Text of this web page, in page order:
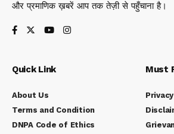
और प्रमाणिक ख़बरें आप तक तेज़ी से पहुँचाना है।
Quick Link
About Us
Terms and Condition
DNPA Code of Ethics
Must